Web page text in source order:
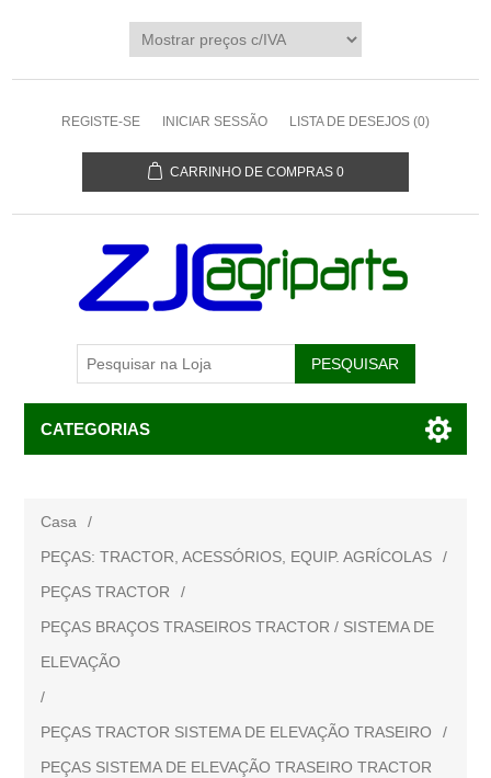
REGISTE-SE INICIAR SESSÃO LISTA DE DESEJOS (0)
CARRINHO DE COMPRAS 0
CATEGORIAS
Casa
/
PEÇAS: TRACTOR, ACESSÓRIOS, EQUIP. AGRÍCOLAS
/
PEÇAS TRACTOR
/
PEÇAS BRAÇOS TRASEIROS TRACTOR / SISTEMA DE
ELEVAÇÃO
/
PEÇAS TRACTOR SISTEMA DE ELEVAÇÃO TRASEIRO
/
PEÇAS SISTEMA DE ELEVAÇÃO TRASEIRO TRACTOR